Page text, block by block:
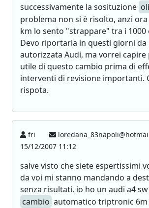
successivamente la sosituzione
problema non si è risolto, anzi ora
km lo sento "strappare" tra i 1000
Devo riportarla in questi giorni
autorizzata Audi, ma vorrei capire
utile di questo cambio prima di
interventi di revisione importanti.
rispota.
fri
15/12/2007 11:12
salve visto che siete espertissimi
da voi mi stanno mandando a
senza risultati. io ho un audi a4 sw
cambio automatico triptronic 6m